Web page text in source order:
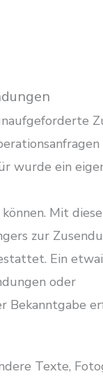
wurde ein
Mit
zur
Ein
oder
Bekanntgabe
Texte,